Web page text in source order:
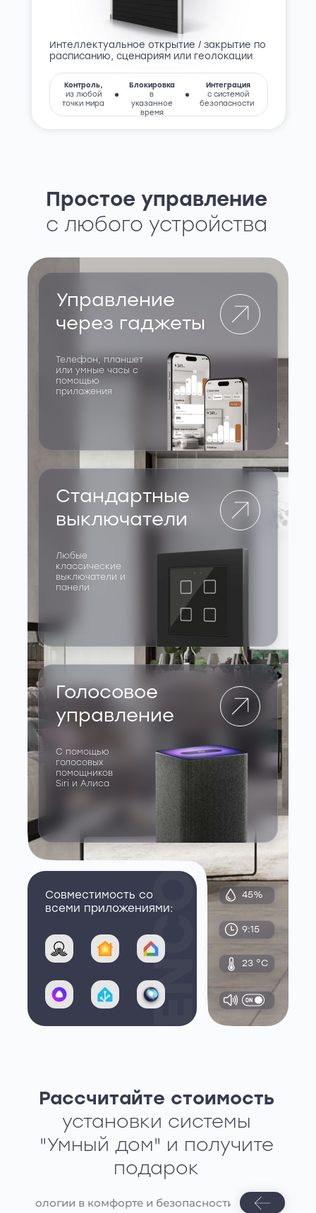
Интеллектуальное открытие / закрытие по
расписанию, сценариям или геолокации
Контроль,
из любой
точки мира
Блокировка
в
указанное
время
Интеграция
с системой
безопасности
Простое управление
с любого устройства
Совместимость со
всеми приложениями:
Телефон, планшет
или умные часы с
помощью
приложения
Управление
через гаджеты
Любые
классические
выключатели и
панели
Стандартные
выключатели
С помощью
голосовых
помощников
Siri и Алиса
Голосовое
управление
ENCO 23 °С
45%
9:15
Рассчитайте стоимость
установки системы
"Умный дом" и получите
подарок
в комфорте и безопасности | ENCO - Передовые
1